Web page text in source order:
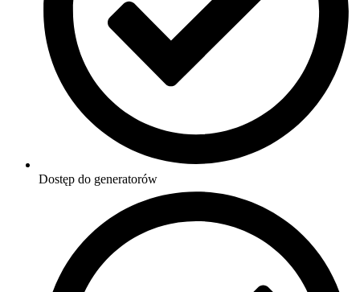
Dostęp do generatorów